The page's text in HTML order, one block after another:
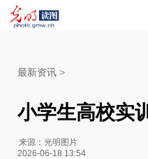
最新资讯 >
小学生高校实
来源：光明图片
2026-06-18 13:54